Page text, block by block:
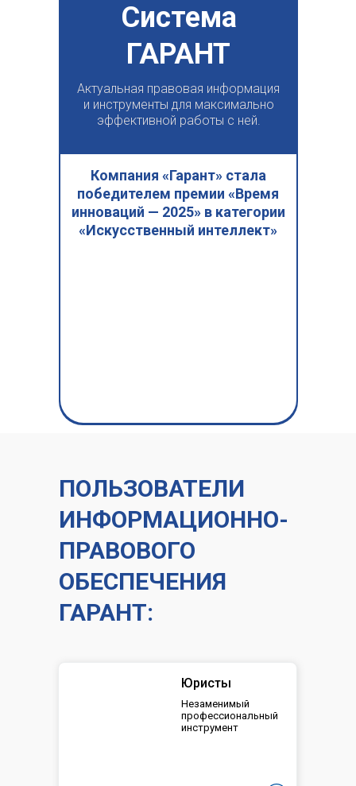
Компания «Гарант» стала
победителем премии «Время
инноваций — 2025» в категории
«Искусственный интеллект»
Система
ГАРАНТ
Актуальная правовая информация
и инструменты для максимально
эффективной работы с ней.
ПОЛЬЗОВАТЕЛИ
ИНФОРМАЦИОННО-
ПРАВОВОГО
ОБЕСПЕЧЕНИЯ
ГАРАНТ:
Юристы
Незаменимый
профессиональный
инструмент